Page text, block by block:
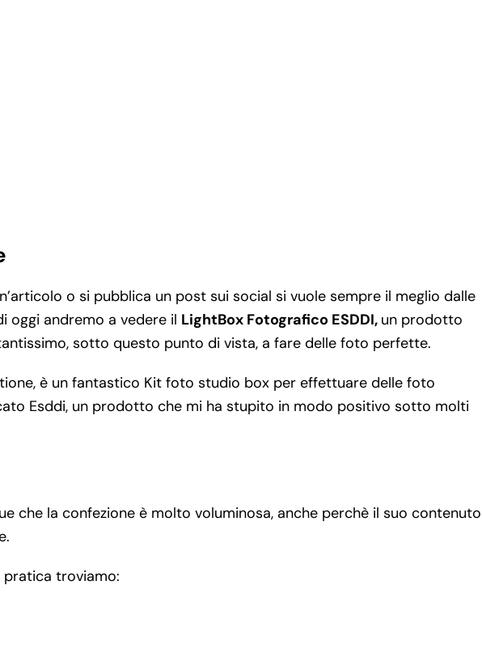
o si pubblica un post sui social si vuole sempre il meglio dalle
oggi andremo a vedere il LightBox Fotografico ESDDI, un prodotto
sotto questo punto di vista, a fare delle foto perfette.
è un fantastico Kit foto studio box per effettuare delle foto
Esddi, un prodotto che mi ha stupito in modo positivo sotto molti
che la confezione è molto voluminosa, anche perchè il suo contenuto
pratica troviamo: